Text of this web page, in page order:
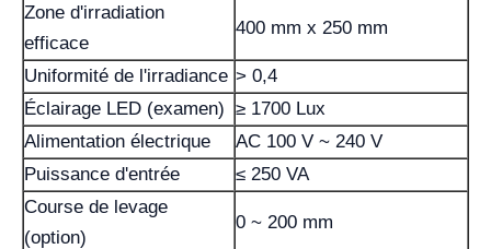
Zone d'irradiation
efficace
400 mm x 250 mm
Uniformité de l'irradiance > 0,4
Éclairage LED (examen) ≥ 1700 Lux
Alimentation électrique
AC 100 V ~ 240 V
Puissance d'entrée
≤ 250 VA
Course de levage
(option)
0 ~ 200 mm